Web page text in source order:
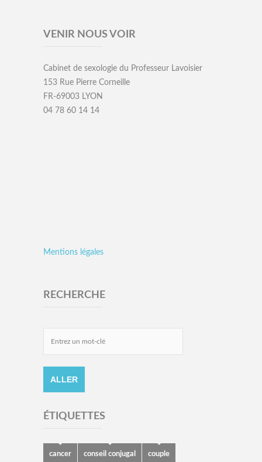
VENIR NOUS VOIR
Cabinet de sexologie du Professeur Lavoisier
153 Rue Pierre Corneille
FR-69003 LYON
04 78 60 14 14
Mentions légales
RECHERCHE
ÉTIQUETTES
cancer conseil conjugal couple